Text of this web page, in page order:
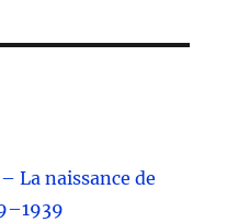
La naissance de